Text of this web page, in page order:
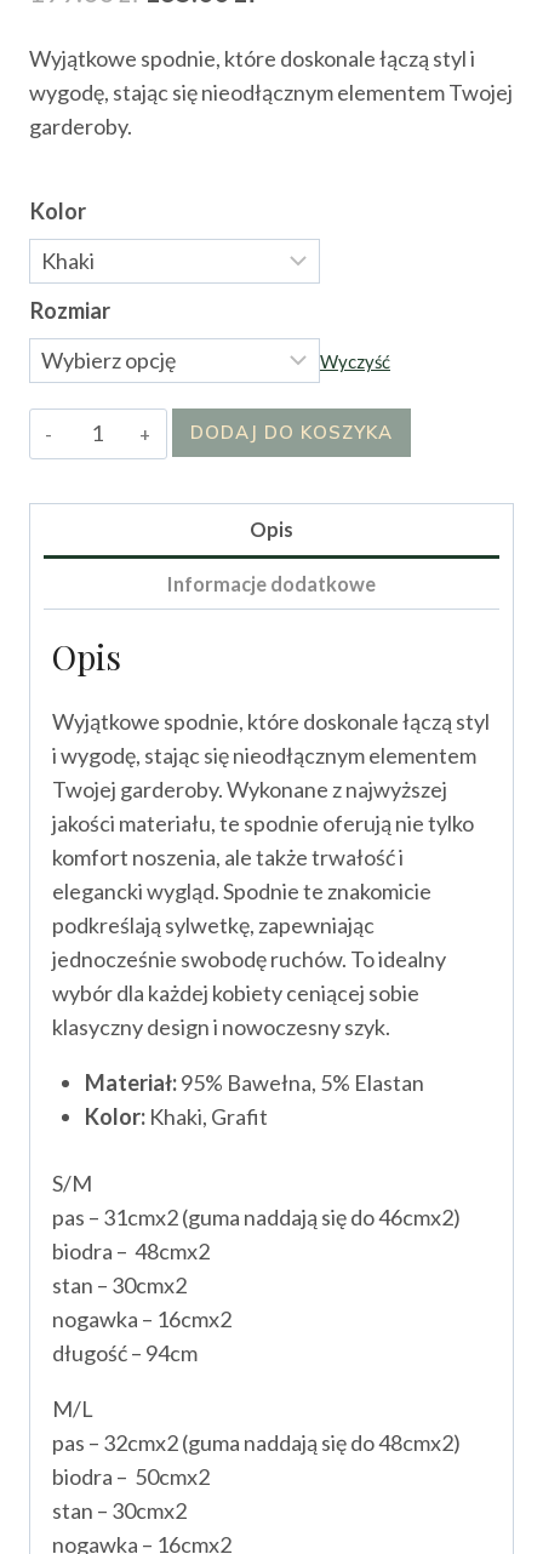
wynosiła:wynosi:
Wyjątkowe spodnie, które doskonale łączą styl i
wygodę, stając się nieodłącznym elementem Twojej
garderoby.
Kolor
Rozmiar
Wyczyść
ilość
Spodnie
DODAJ DO KOSZYKA
Opis
Informacje dodatkowe
Opis
Wyjątkowe spodnie, które doskonale łączą styl
i wygodę, stając się nieodłącznym elementem
Twojej garderoby. Wykonane z najwyższej
jakości materiału, te spodnie oferują nie tylko
komfort noszenia, ale także trwałość i
elegancki wygląd. Spodnie te znakomicie
podkreślają sylwetkę, zapewniając
jednocześnie swobodę ruchów. To idealny
wybór dla każdej kobiety ceniącej sobie
klasyczny design i nowoczesny szyk.
Materiał:95% Bawełna, 5% Elastan
Kolor: Khaki, Grafit
S/M
pas – 31cmx2 (guma naddają się do 46cmx2)
biodra – 48cmx2
stan – 30cmx2
nogawka – 16cmx2
długość – 94cm
M/L
pas – 32cmx2 (guma naddają się do 48cmx2)
biodra – 50cmx2
stan – 30cmx2
nogawka – 16cmx2